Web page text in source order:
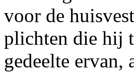
voor de
plichten die hij
gedeelte ervan,